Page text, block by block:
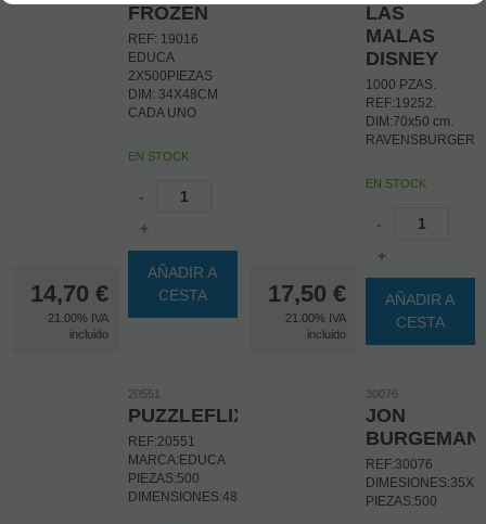
14,70 €
21.00% IVA
incluido
FROZEN
REF: 19016
EDUCA
2X500PIEZAS
DIM: 34X48CM
CADA UNO
EN STOCK
-
+
AÑADIR A
CESTA
17,50 €
21.00% IVA
incluido
LAS
MALAS
DISNEY
1000 PZAS.
REF:19252.
DIM:70x50 cm.
RAVENSBURGER
EN STOCK
-
+
AÑADIR A
CESTA
20551
PUZZLEFLIX
REF:20551
MARCA:EDUCA
PIEZAS:500
DIMENSIONES:48X32CM
30076
JON
BURGEMAN
REF:30076
PIEZAS:500